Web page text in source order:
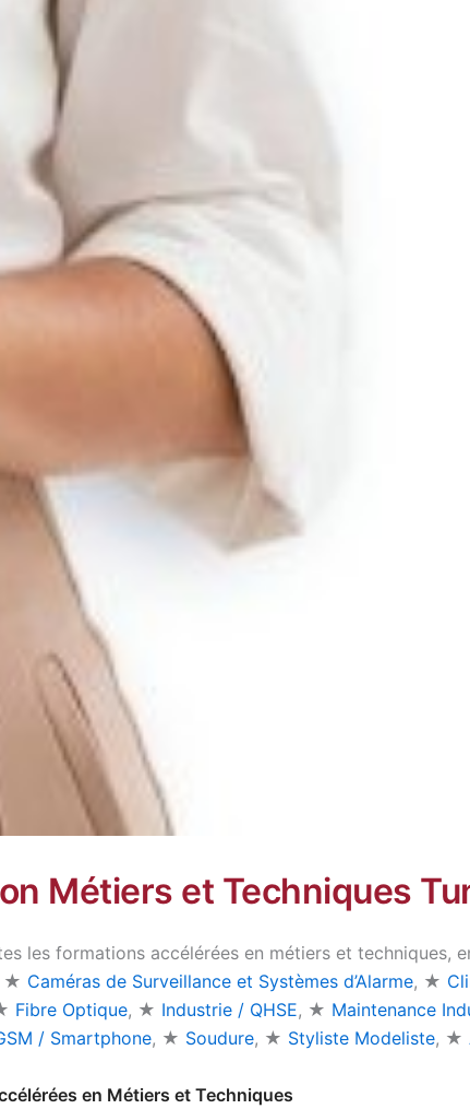
Métiers et Techniques
les formations accélérées en métiers et
★ Caméras de Surveillance et Systèmes d’Alarme, ★
Fibre Optique, ★ Industrie / QHSE, ★ Maintenance
/ Smartphone, ★ Soudure, ★ Styliste Modeliste, ★
en Métiers et Techniques